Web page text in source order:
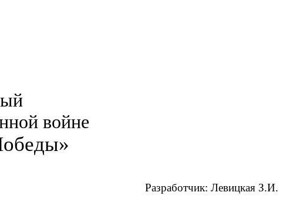
войне
Разработчик: Левицкая З.И.